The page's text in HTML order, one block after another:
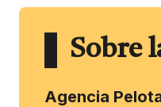
Sobre
Agencia